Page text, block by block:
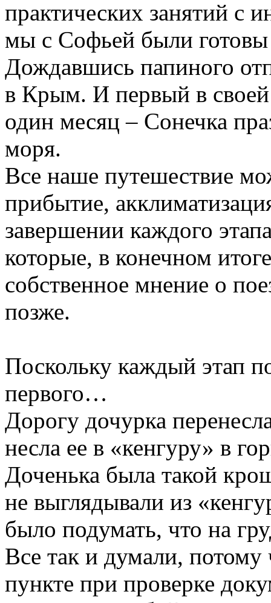
практических занятий с
мы с Софьей были
Дождавшись папиного
в Крым. И первый в
один месяц – Сонечка
моря.
Все наше путешествие
прибытие,
завершении каждого
которые, в конечном
собственное мнение о
позже.
Поскольку каждый этап
первого…
Дорогу дочурка
несла ее в «кенгуру» в
Доченька была такой
не выглядывали из
было подумать, что на
Все так и думали,
пункте при проверке